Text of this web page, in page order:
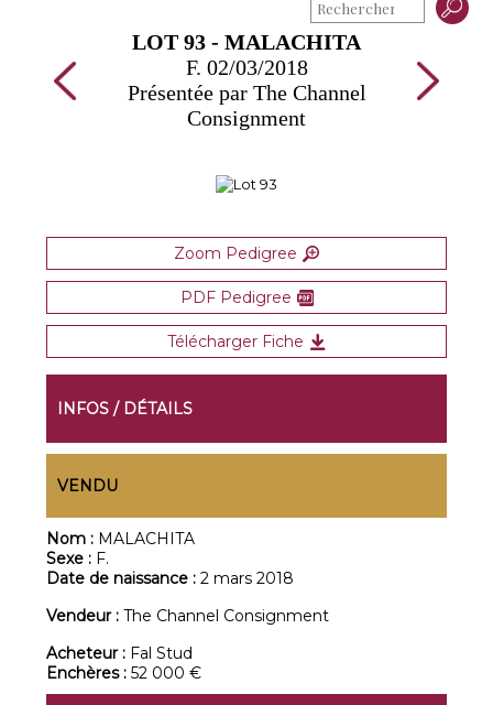
LOT 93 - MALACHITA
F. 02/03/2018
Présentée par The Channel
Consignment
Zoom Pedigree
PDF Pedigree
Télécharger Fiche
INFOS / DÉTAILS
VENDU
Nom : MALACHITA
Sexe : F.
Date de naissance :2 mars 2018
Vendeur :The Channel Consignment
Acheteur : Fal Stud
Enchères :52 000 €